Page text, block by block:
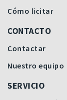
Cómo licitar
CONTACTO
Contactar
Nuestro equipo
SERVICIO